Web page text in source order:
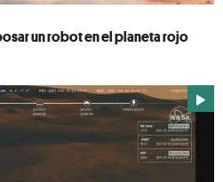
un robot en el planeta rojo